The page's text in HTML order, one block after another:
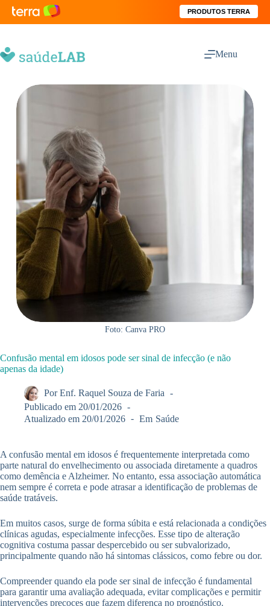
PRODUTOS TERRA
Menu
Foto: Canva PRO
Confusão mental em idosos pode ser sinal de infecção (e não
apenas da idade)
Por Enf. Raquel Souza de Faria
Publicado em 20/01/2026
Atualizado em 20/01/2026 Em Saúde
A confusão mental em idosos é frequentemente interpretada como
parte natural do envelhecimento ou associada diretamente a quadros
como demência e Alzheimer. No entanto, essa associação automática
nem sempre é correta e pode atrasar a identificação de problemas de
saúde tratáveis.
Em muitos casos, surge de forma súbita e está relacionada a condições
clínicas agudas, especialmente infecções. Esse tipo de alteração
cognitiva costuma passar despercebido ou ser subvalorizado,
principalmente quando não há sintomas clássicos, como febre ou dor.
Compreender quando ela pode ser sinal de infecção é fundamental
para garantir uma avaliação adequada, evitar complicações e permitir
intervenções precoces que fazem diferença no prognóstico.